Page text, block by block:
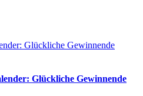
Glückliche Gewinnende
Glückliche Gewinnende